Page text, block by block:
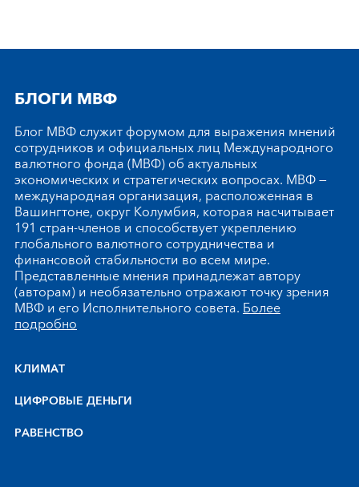
БЛОГИ МВФ
Блог МВФ служит форумом для выражения мнений
сотрудников и официальных лиц Международного
валютного фонда (МВФ) об актуальных
экономических и стратегических вопросах. МВФ —
международная организация, расположенная в
Вашингтоне, округ Колумбия, которая насчитывает
191 стран-членов и способствует укреплению
глобального валютного сотрудничества и
финансовой стабильности во всем мире.
Представленные мнения принадлежат автору
(авторам) и необязательно отражают точку зрения
МВФ и его Исполнительного совета.Более
подробно
КЛИМАТ
ЦИФРОВЫЕ ДЕНЬГИ
РАВЕНСТВО